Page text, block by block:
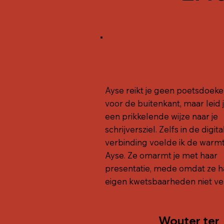
Ayse reikt je geen
voor de buitenkant, maar leid
een prikkelende wijze naar je
schrijversziel. Zelfs in de
verbinding voelde ik de
Ayse. Ze omarmt je met haar
presentatie, mede omdat ze
eigen kwetsbaarheden niet
Wouter ter